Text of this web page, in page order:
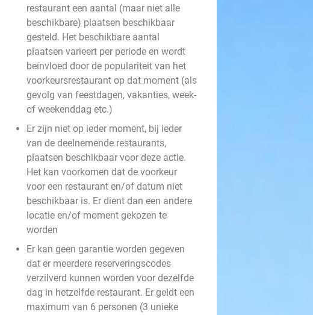
restaurant een aantal (maar niet alle
beschikbare) plaatsen beschikbaar
gesteld. Het beschikbare aantal
plaatsen varieert per periode en wordt
beïnvloed door de populariteit van het
voorkeursrestaurant op dat moment (als
gevolg van feestdagen, vakanties, week-
of weekenddag etc.)
Er zijn niet op ieder moment, bij ieder
van de deelnemende restaurants,
plaatsen beschikbaar voor deze actie.
Het kan voorkomen dat de voorkeur
voor een restaurant en/of datum niet
beschikbaar is. Er dient dan een andere
locatie en/of moment gekozen te
worden
Er kan geen garantie worden gegeven
dat er meerdere reserveringscodes
verzilverd kunnen worden voor dezelfde
dag in hetzelfde restaurant. Er geldt een
maximum van 6 personen (3 unieke